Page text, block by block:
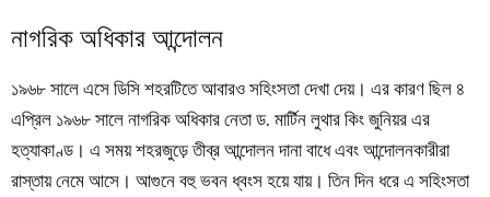
নাগরিক অধিকার আন্দোলন
১৯৬৮ সালে এসে ডিসি শহরটিতে আবারও সহিংসতা দেখা দেয়। এর কারণ ছিল ৪
এপ্রিল ১৯৬৮ সালে নাগরিক অধিকার নেতা ড. মার্টিন লুথার কিং জুনিয়র এর
হত্যাকাণ্ড। এ সময় শহরজুড়ে তীব্র আন্দোলন দানা বাধে এবং আন্দোলনকারীরা
রাস্তায় নেমে আসে। আগুনে বহু ভবন ধ্বংস হয়ে যায়। তিন দিন ধরে এ সহিংসতা